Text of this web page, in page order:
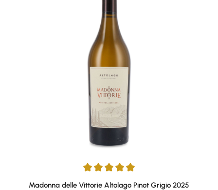
Durchschnittliche Bewertung von 5 von 5 Sternen
Madonna delle Vittorie Altolago Pinot Grigio 2025